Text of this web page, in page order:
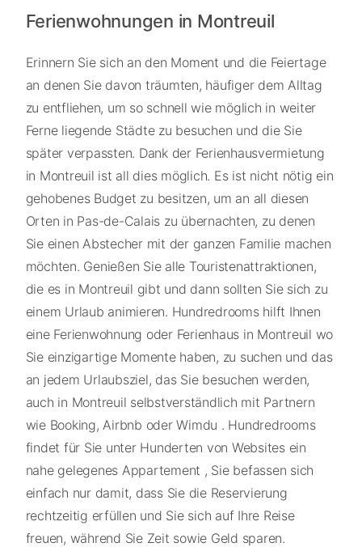
Ferienwohnungen in Montreuil
Erinnern Sie sich an den Moment und die Feiertage
an denen Sie davon träumten, häufiger dem Alltag
zu entfliehen, um so schnell wie möglich in weiter
Ferne liegende Städte zu besuchen und die Sie
später verpassten. Dank der Ferienhausvermietung
in Montreuil ist all dies möglich. Es ist nicht nötig ein
gehobenes Budget zu besitzen, um an all diesen
Orten in Pas-de-Calais zu übernachten, zu denen
Sie einen Abstecher mit der ganzen Familie machen
möchten. Genießen Sie alle Touristenattraktionen,
die es in Montreuil gibt und dann sollten Sie sich zu
einem Urlaub animieren. Hundredrooms hilft Ihnen
eine Ferienwohnung oder Ferienhaus in Montreuil wo
Sie einzigartige Momente haben, zu suchen und das
an jedem Urlaubsziel, das Sie besuchen werden,
auch in Montreuil selbstverständlich mit Partnern
wie Booking, Airbnb oder Wimdu . Hundredrooms
findet für Sie unter Hunderten von Websites ein
nahe gelegenes Appartement , Sie befassen sich
einfach nur damit, dass Sie die Reservierung
rechtzeitig erfüllen und Sie sich auf Ihre Reise
freuen, während Sie Zeit sowie Geld sparen.